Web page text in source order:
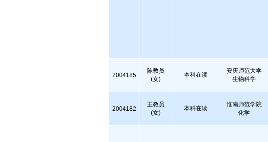
2004185
陈教员
(女)
本科在读
安庆师范大学
生物科学
2004182
王教员
(女)
本科在读
淮南师范学院
化学